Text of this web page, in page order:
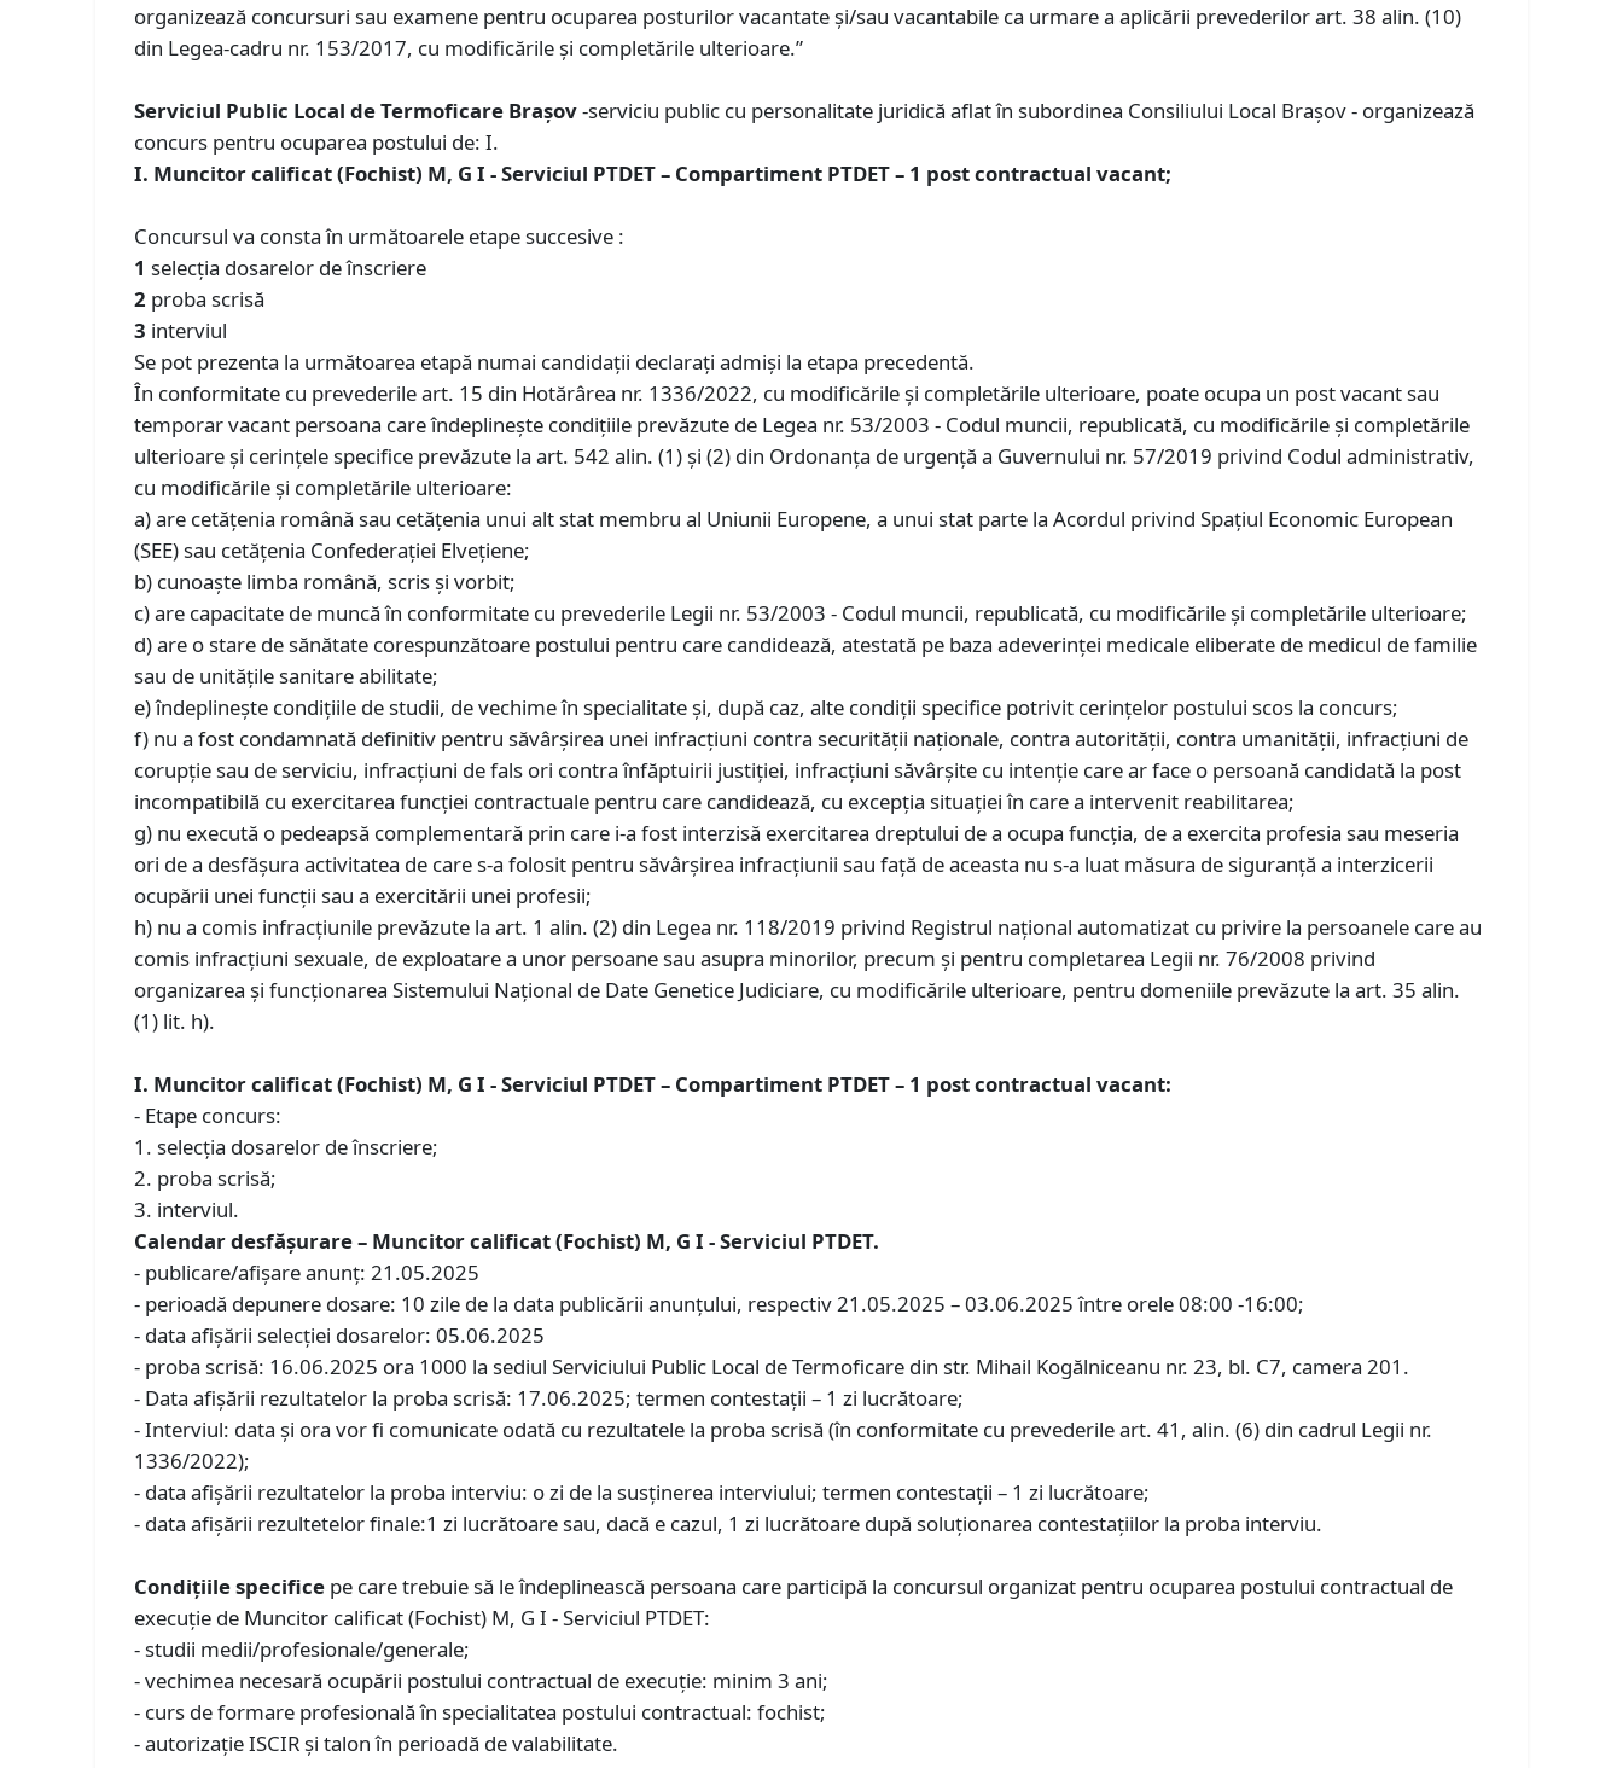
organizează concursuri sau examene pentru ocuparea posturilor vacantate și/sau vacantabile ca urmare a aplicării prevederilor art. 38 alin. (10)
din Legea-cadru nr. 153/2017, cu modificările și completările ulterioare.”
Serviciul Public Local de Termoficare Braşov-serviciu public cu personalitate juridică aflat în subordinea Consiliului Local Braşov - organizează
concurs pentru ocuparea postului de: I.
I. Muncitor calificat (Fochist) M, G I - Serviciul PTDET – Compartiment PTDET – 1 post contractual vacant;
Concursul va consta în următoarele etape succesive :
1 selecţia dosarelor de înscriere
2 proba scrisă
3 interviul
Se pot prezenta la următoarea etapă numai candidaţii declaraţi admişi la etapa precedentă.
În conformitate cu prevederile art. 15 din Hotărârea nr. 1336/2022, cu modificările și completările ulterioare, poate ocupa un post vacant sau
temporar vacant persoana care îndeplineşte condiţiile prevăzute de Legea nr. 53/2003 - Codul muncii, republicată, cu modificările şi completările
ulterioare şi cerinţele specifice prevăzute la art. 542 alin. (1) şi (2) din Ordonanţa de urgenţă a Guvernului nr. 57/2019 privind Codul administrativ,
cu modificările şi completările ulterioare:
a) are cetăţenia română sau cetăţenia unui alt stat membru al Uniunii Europene, a unui stat parte la Acordul privind Spaţiul Economic European
(SEE) sau cetăţenia Confederaţiei Elveţiene;
b) cunoaşte limba română, scris şi vorbit;
c) are capacitate de muncă în conformitate cu prevederile Legii nr. 53/2003 - Codul muncii, republicată, cu modificările şi completările ulterioare;
d) are o stare de sănătate corespunzătoare postului pentru care candidează, atestată pe baza adeverinţei medicale eliberate de medicul de familie
sau de unităţile sanitare abilitate;
e) îndeplineşte condiţiile de studii, de vechime în specialitate şi, după caz, alte condiţii specifice potrivit cerinţelor postului scos la concurs;
f) nu a fost condamnată definitiv pentru săvârşirea unei infracţiuni contra securităţii naţionale, contra autorităţii, contra umanităţii, infracţiuni de
corupţie sau de serviciu, infracţiuni de fals ori contra înfăptuirii justiţiei, infracţiuni săvârşite cu intenţie care ar face o persoană candidată la post
incompatibilă cu exercitarea funcţiei contractuale pentru care candidează, cu excepţia situaţiei în care a intervenit reabilitarea;
g) nu execută o pedeapsă complementară prin care i-a fost interzisă exercitarea dreptului de a ocupa funcţia, de a exercita profesia sau meseria
ori de a desfăşura activitatea de care s-a folosit pentru săvârşirea infracţiunii sau faţă de aceasta nu s-a luat măsura de siguranţă a interzicerii
ocupării unei funcţii sau a exercitării unei profesii;
h) nu a comis infracţiunile prevăzute la art. 1 alin. (2) din Legea nr. 118/2019 privind Registrul naţional automatizat cu privire la persoanele care au
comis infracţiuni sexuale, de exploatare a unor persoane sau asupra minorilor, precum şi pentru completarea Legii nr. 76/2008 privind
organizarea şi funcţionarea Sistemului Naţional de Date Genetice Judiciare, cu modificările ulterioare, pentru domeniile prevăzute la art. 35 alin.
(1) lit. h).
I. Muncitor calificat (Fochist) M, G I - Serviciul PTDET – Compartiment PTDET – 1 post contractual vacant:
- Etape concurs:
1. selecţia dosarelor de înscriere;
2. proba scrisă;
3. interviul.
Calendar desfășurare – Muncitor calificat (Fochist) M, G I - Serviciul PTDET.
- publicare/afișare anunț: 21.05.2025
- perioadă depunere dosare: 10 zile de la data publicării anunțului, respectiv 21.05.2025 – 03.06.2025 între orele 08:00 -16:00;
- data afișării selecției dosarelor: 05.06.2025
- proba scrisă: 16.06.2025 ora 1000 la sediul Serviciului Public Local de Termoficare din str. Mihail Kogălniceanu nr. 23, bl. C7, camera 201.
- Data afișării rezultatelor la proba scrisă: 17.06.2025; termen contestații – 1 zi lucrătoare;
- Interviul: data şi ora vor fi comunicate odată cu rezultatele la proba scrisă (în conformitate cu prevederile art. 41, alin. (6) din cadrul Legii nr.
1336/2022);
- data afișării rezultatelor la proba interviu: o zi de la susținerea interviului; termen contestații – 1 zi lucrătoare;
- data afișării rezultetelor finale:1 zi lucrătoare sau, dacă e cazul, 1 zi lucrătoare după soluționarea contestațiilor la proba interviu.
Condiţiile specifice pe care trebuie să le îndeplinească persoana care participă la concursul organizat pentru ocuparea postului contractual de
execuție de Muncitor calificat (Fochist) M, G I - Serviciul PTDET:
- studii medii/profesionale/generale;
- vechimea necesară ocupării postului contractual de execuție: minim 3 ani;
- curs de formare profesională în specialitatea postului contractual: fochist;
- autorizație ISCIR și talon în perioadă de valabilitate.